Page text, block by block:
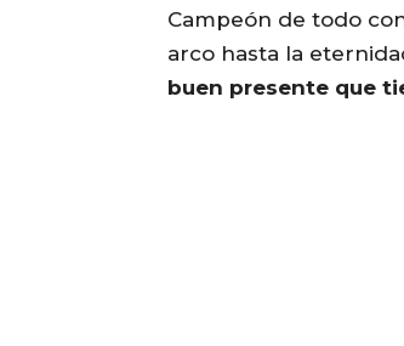
Campeón de todo
arco hasta la
buen presente que